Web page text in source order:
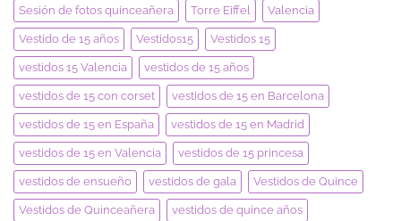
Sesión de fotos quinceañera Torre Eiffel Valencia
Vestido de 15 años Vestidos15 Vestidos 15
vestidos 15 Valencia vestidos de 15 años
vestidos de 15 con corset vestidos de 15 en Barcelona
vestidos de 15 en España vestidos de 15 en Madrid
vestidos de 15 en Valencia vestidos de 15 princesa
vestidos de ensueño vestidos de gala Vestidos de Quince
Vestidos de Quinceañera vestidos de quince años